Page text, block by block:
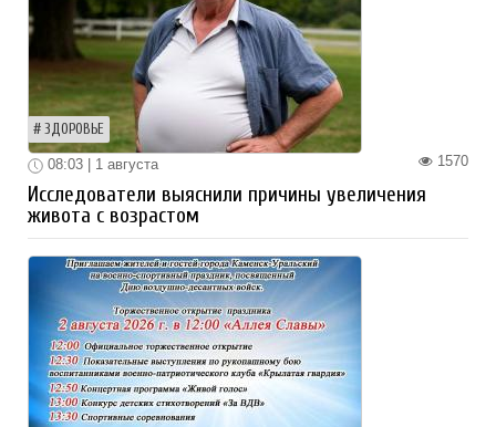
ЗДОРОВЬЕ
1570
08:03 | 1 августа
Исследователи выяснили причины увеличения
живота с возрастом